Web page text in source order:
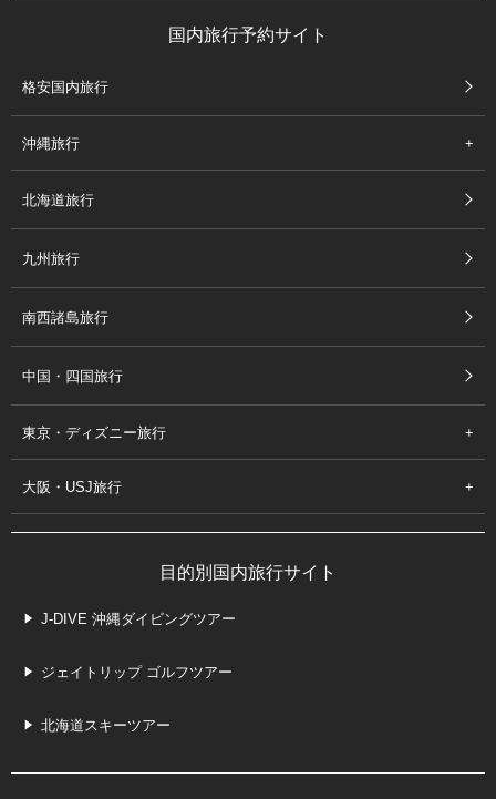
国内旅行予約サイト
格安国内旅行
沖縄旅行
北海道旅行
九州旅行
南西諸島旅行
中国・四国旅行
東京・ディズニー旅行
大阪・USJ旅行
目的別国内旅行サイト
J-DIVE 沖縄ダイビングツアー
ジェイトリップ ゴルフツアー
北海道スキーツアー